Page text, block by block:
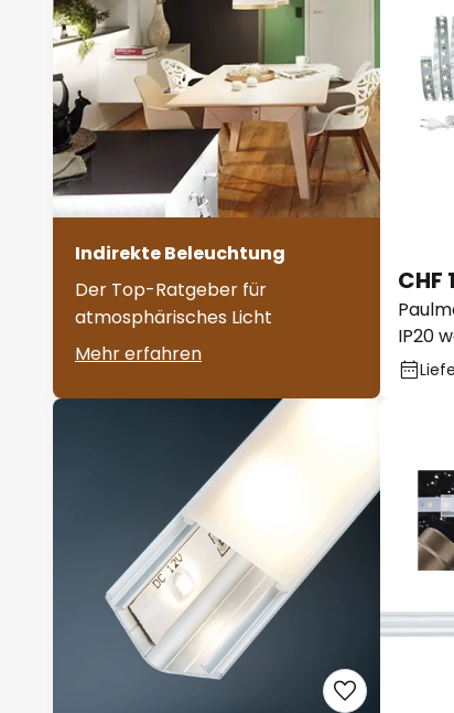
Indirekte Beleuchtung
Der Top-Ratgeber für
atmosphärisches Licht
Mehr erfahren
IP20
CHF